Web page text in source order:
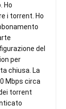
Ho
i torrent. Ho
del
per
chiusa. La
Mbps circa
torrent